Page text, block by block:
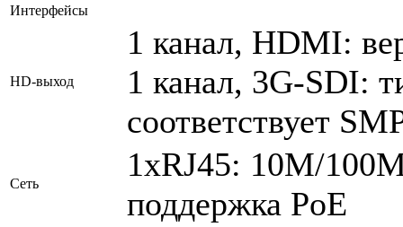
Интерфейсы
HD-выход
1 канал, HDMI:
1 канал, 3G-SDI:
соответствует
Сеть
1xRJ45: 10M/
поддержка PoE